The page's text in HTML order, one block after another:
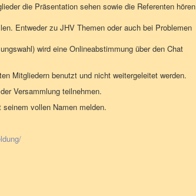
die Präsentation sehen sowie die Referenten hören
Entweder zu JHV Themen oder auch bei Problemen
wird eine Onlineabstimmung über den Chat
Mitgliedern benutzt und nicht weitergeleitet werden.
Versammlung teilnehmen.
vollen Namen melden.